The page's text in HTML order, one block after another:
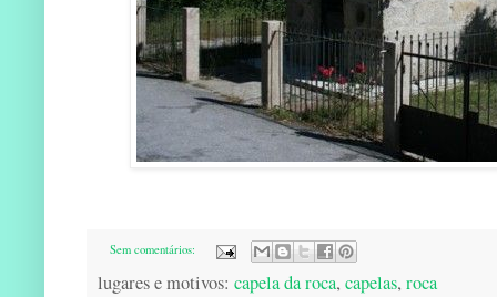
Sem comentários:
lugares e motivos: capela da roca, capelas, roca